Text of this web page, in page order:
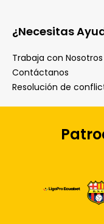
¿Necesitas
Trabaja con Nosotros
Contáctanos
Resolución de